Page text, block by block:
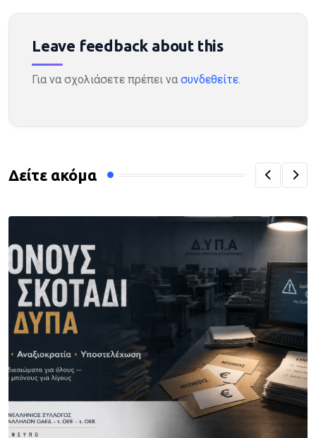
Leave feedback about this
Για να σχολιάσετε πρέπει να συνδεθείτε.
Δείτε ακόμα